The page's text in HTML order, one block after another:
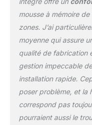
mousse à mémoire
zones. J’ai
moyenne qui assure
qualité de fabrication
gestion impeccable
installation rapide.
poser problème, et la
correspond pas
pourraient aussi le